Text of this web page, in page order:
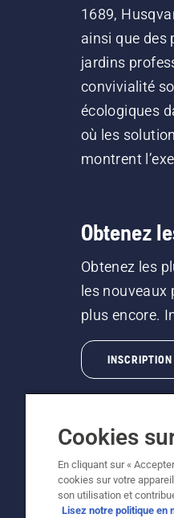
1689,
ainsi que des
jardins
convivialité
écologiques
où les
montrent
Obtenez
Obtenez les
les
plus encore.
©2026
fonctionnalité
Cookies
En cliquant sur «
cookies sur votre
son utilisation et
Lisez notre politique en